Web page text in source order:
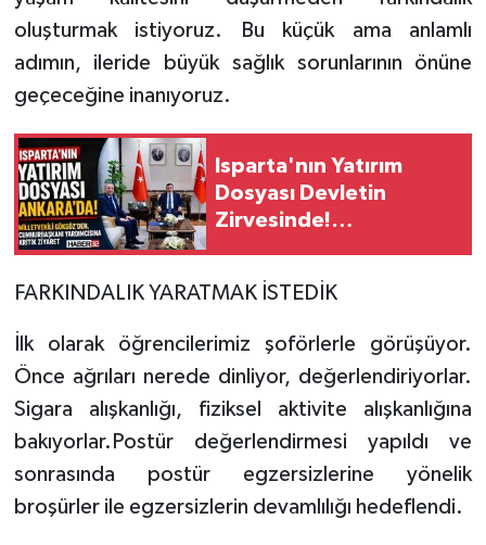
oluşturmak istiyoruz. Bu küçük ama anlamlı
adımın, ileride büyük sağlık sorunlarının önüne
geçeceğine inanıyoruz.
Isparta'nın Yatırım
Dosyası Devletin
Zirvesinde!
Yılmaz'a Kritik Ziyaret
FARKINDALIK YARATMAK İSTEDİK
İlk olarak öğrencilerimiz şoförlerle görüşüyor.
Önce ağrıları nerede dinliyor, değerlendiriyorlar.
Sigara alışkanlığı, fiziksel aktivite alışkanlığına
bakıyorlar.Postür değerlendirmesi yapıldı ve
sonrasında postür egzersizlerine yönelik
broşürler ile egzersizlerin devamlılığı hedeflendi.